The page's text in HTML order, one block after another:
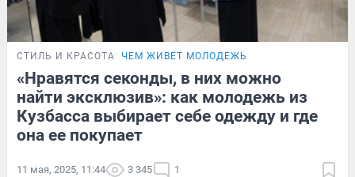
СТИЛЬ И КРАСОТА ЧЕМ ЖИВЕТ МОЛОДЕЖЬ
«Нравятся секонды, в них можно
найти эксклюзив»: как молодежь из
Кузбасса выбирает себе одежду и где
она ее покупает
11 мая, 2025, 11:44 3 345 1